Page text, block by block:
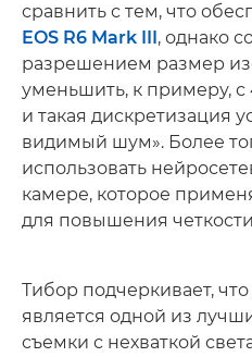
сравнить с тем, что
EOS R6 Mark III , однако
разрешением размер
уменьшить, к примеру, с
и такая дискретизация
видимый шум». Более
использовать
камере, которое
для повышения
Тибор подчеркивает, что
является одной из
съемки с нехваткой